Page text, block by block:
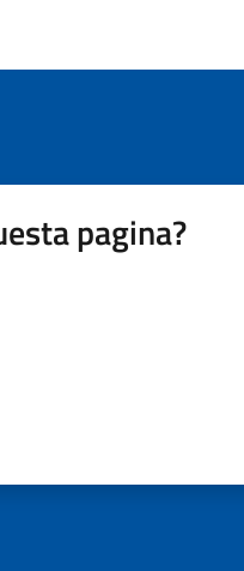
pagina?